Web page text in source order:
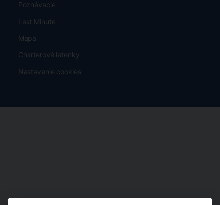
Poznávacie
Last Minute
Mapa
Charterové letenky
Nastavenie cookies